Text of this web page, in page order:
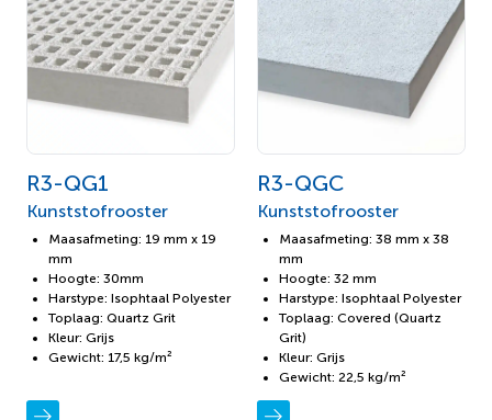
R3-QG1
Kunststofrooster
Maasafmeting: 19 mm x 19
mm
Hoogte: 30mm
Harstype: Isophtaal Polyester
Toplaag: Quartz Grit
Kleur: Grijs
Gewicht: 17,5 kg/m²
R3-QGC
Kunststofrooster
Maasafmeting: 38 mm x 38
mm
Hoogte: 32 mm
Harstype: Isophtaal Polyester
Toplaag: Covered (Quartz
Grit)
Kleur: Grijs
Gewicht: 22,5 kg/m²